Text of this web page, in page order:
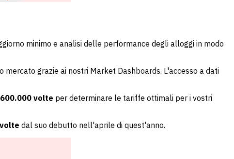
minimo e analisi delle performance degli alloggi in modo
grazie ai nostri Market Dashboards. L'accesso a dati
volte per determinare le tariffe ottimali per i vostri
dal suo debutto nell'aprile di quest'anno.